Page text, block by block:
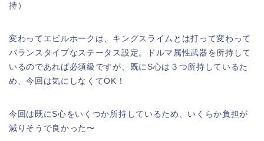
持）
変わってエビルホークは、キングスライムとは打って変わって
バランスタイプなステータス設定。ドルマ属性武器を所持して
いるのであれば必須級ですが、既にS心は３つ所持しているた
め、今回は気にしなくてOK！
今回は既にS心をいくつか所持しているため、いくらか負担が
減りそうで良かった〜